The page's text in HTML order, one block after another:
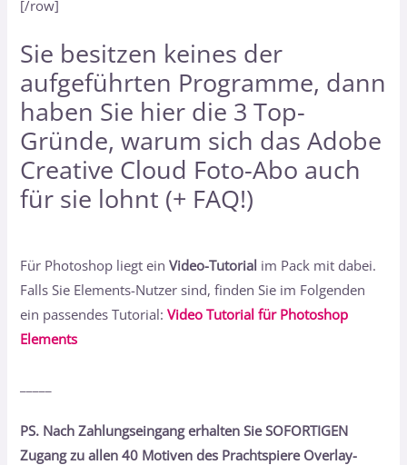
[/row]
Sie besitzen keines der
aufgeführten Programme, dann
haben Sie hier die 3 Top-
Gründe, warum sich das Adobe
Creative Cloud Foto-Abo auch
für sie lohnt (+ FAQ!)
Für Photoshop liegt einVideo-Tutorial im Pack mit dabei.
Falls Sie Elements-Nutzer sind, finden Sie im Folgenden
ein passendes Tutorial:Video Tutorial für Photoshop
Elements
PS. Nach Zahlungseingang erhalten Sie SOFORTIGEN
Zugang zu allen 40 Motiven des Prachtspiere Overlay-